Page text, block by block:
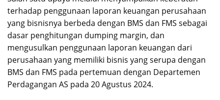
terhadap penggunaan laporan keuangan perusahaan
yang bisnisnya berbeda dengan BMS dan FMS sebagai
dasar penghitungan dumping margin, dan
mengusulkan penggunaan laporan keuangan dari
perusahaan yang memiliki bisnis yang serupa dengan
BMS dan FMS pada pertemuan dengan Departemen
Perdagangan AS pada 20 Agustus 2024.